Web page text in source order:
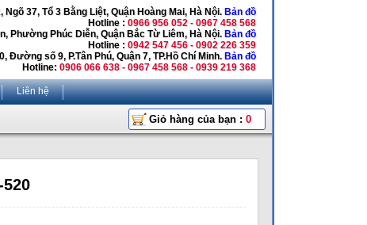
Ngõ 37, Tổ 3 Bằng Liệt, Quận Hoàng Mai, Hà Nội. Bản đồ
Hotline : 0966 956 052 - 0967 458 568
Phường Phúc Diễn, Quận Bắc Từ Liêm, Hà Nội. Bản đồ
Hotline : 0942 547 456 - 0902 226 359
Đường số 9, P.Tân Phú, Quận 7, TP.Hồ Chí Minh. Bản đồ
Hotline: 0906 066 638 - 0967 458 568 - 0939 219 368
Liên hệ
Giỏ hàng của bạn : 0